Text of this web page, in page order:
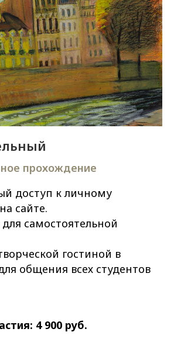
прохождение
доступ к личному
сайте.
самостоятельной
гостиной в
общения всех студентов
4 900 руб.